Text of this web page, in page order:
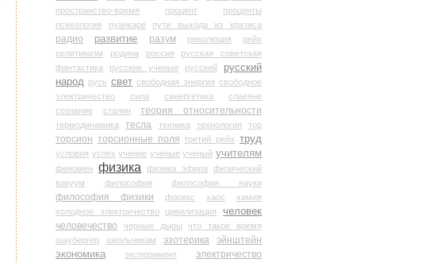
пространство-время
процент
проценты
психология
пуанкаре пути выхода из кризиса
радио развитие разум революция
рейх
релятивизм
родина россия
русская советская
фантастика
русские ученые русский
русский
народ русь свет свободная энергия свободное
электричество
сила синергетика
славяне
сознание
сталин теория относительности
термодинамика тесла техника технология тор
торсион торсионные поля третий рейх труд
условия успех учение ученые ученый учителям
феномен физика физика эфира
физический
вакуум
философия философия науки
философия физики форекс хаос
химия
холодное электричество
цивилизация человек
человечество черные дыры
что такое время
шаубергер
школьникам эзотерика
эйнштейн
экономика
эксперимент электричество